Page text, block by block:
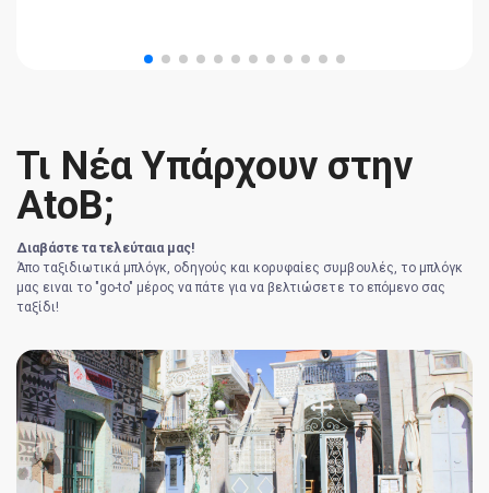
Τι Νέα Υπάρχουν στην
AtoB;
Διαβάστε τα τελεύταια μας!
Άπο ταξιδιωτικά μπλόγκ, οδηγούς και κορυφαίες συμβουλές, το μπλόγκ
μας ειναι το "go-to" μέρος να πάτε για να βελτιώσετε το επόμενο σας
ταξίδι!